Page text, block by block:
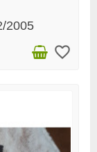
2005
favorite_border